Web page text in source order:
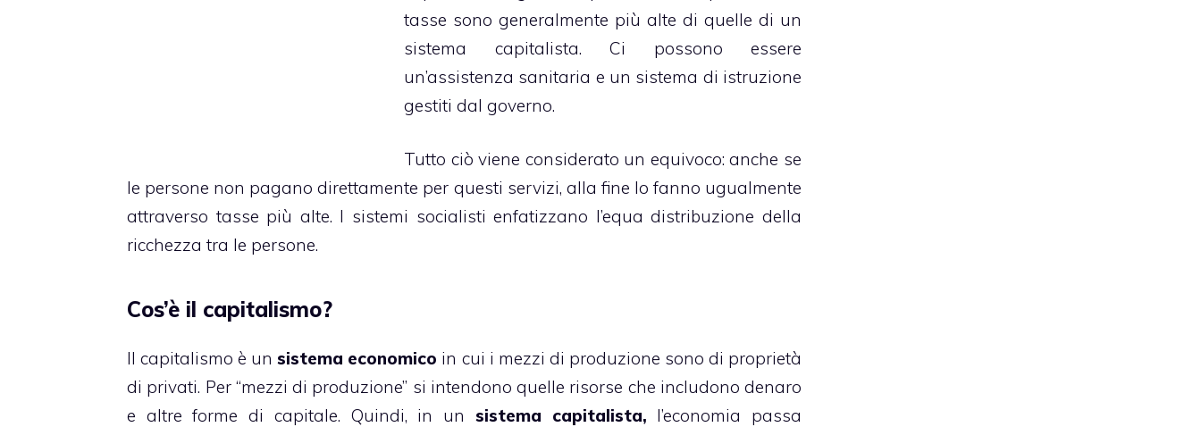
tasse sono generalmente più alte di quelle di un
sistema capitalista. Ci possono essere
un’assistenza sanitaria e un sistema di istruzione
gestiti dal governo.
Tutto ciò viene considerato un equivoco: anche se
le persone non pagano direttamente per questi servizi, alla fine lo fanno ugualmente
attraverso tasse più alte. I sistemi socialisti enfatizzano l’equa distribuzione della
ricchezza tra le persone.
Cos’è il capitalismo?
Il capitalismo è unsistema economico in cui i mezzi di produzione sono di proprietà
di privati. Per “mezzi di produzione” si intendono quelle risorse che includono denaro
e altre forme di capitale. Quindi, in un sistema capitalista, l’economia passa